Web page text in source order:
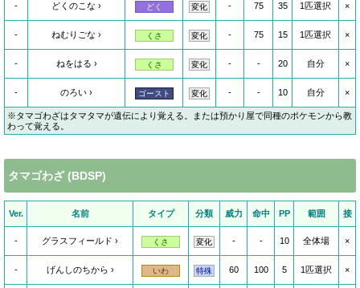
- どくのこな どく 変化 - 75 35 1匹選択 ×
- ねむりごな くさ 変化 - 75 15 1匹選択 ×
- ねをはる くさ 変化 - - 20 自分 ×
- のろい ゴースト 変化 - - 10 自分 ×
※タマゴわざはタマタマが遺伝により覚える。または預かり屋で同種のポケモンから教
わって覚える。
タマゴわざ (BDSP)
Ver. 名前 タイプ 分類 威力 命中 PP 範囲 接
- グラスフィールド くさ 変化 - - 10 全体場 ×
- げんしのちから いわ 特殊 60 100 5 1匹選択 ×